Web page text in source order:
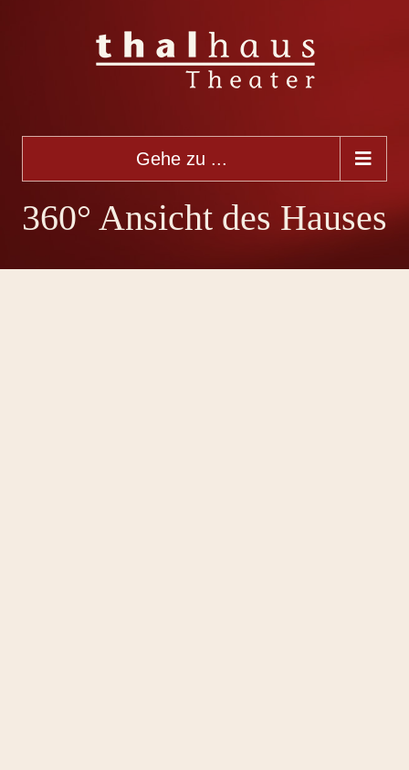
Gehe zu ...
360° Ansicht des Hauses